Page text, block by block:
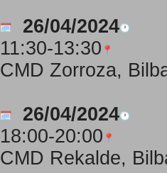
26/04/2024
11:30-13:30
CMD Zorroza,
26/04/2024
18:00-20:00
CMD Rekalde,